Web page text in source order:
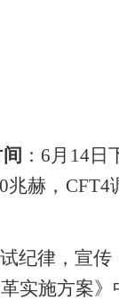
： 6月14日
兆赫，
纪律，宣
实施方案》